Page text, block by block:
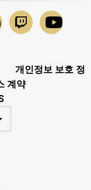
개인정보 보호 정
계약